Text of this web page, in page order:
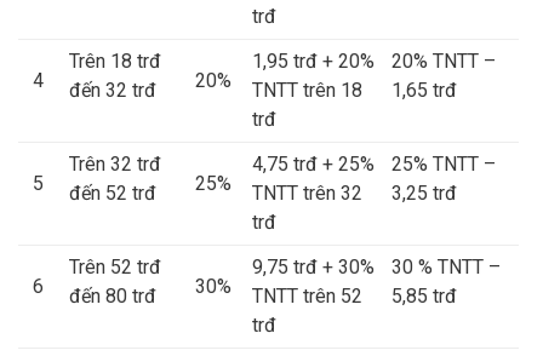
trđ
4
Trên 18 trđ
đến 32 trđ
20%
1,95 trđ + 20%
TNTT trên 18
trđ
20% TNTT –
1,65 trđ
5
Trên 32 trđ
đến 52 trđ
25%
4,75 trđ + 25%
TNTT trên 32
trđ
25% TNTT –
3,25 trđ
6
Trên 52 trđ
đến 80 trđ
30%
9,75 trđ + 30%
TNTT trên 52
trđ
30 % TNTT –
5,85 trđ